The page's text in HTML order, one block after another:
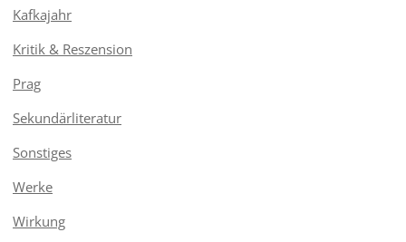
Kafkajahr
Kritik & Reszension
Prag
Sekundärliteratur
Sonstiges
Werke
Wirkung